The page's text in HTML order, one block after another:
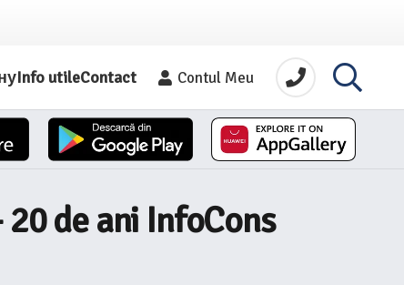
Info utileContact Contul Meu
de ani InfoCons